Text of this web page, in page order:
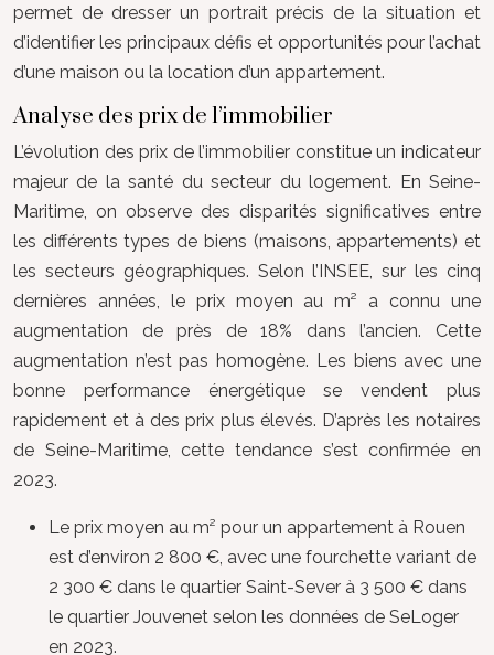
permet de dresser un portrait précis de la situation et
d’identifier les principaux défis et opportunités pour l’achat
d’une maison ou la location d’un appartement.
Analyse des prix de l’immobilier
L’évolution des prix de l’immobilier constitue un indicateur
majeur de la santé du secteur du logement. En Seine-
Maritime, on observe des disparités significatives entre
les différents types de biens (maisons, appartements) et
les secteurs géographiques. Selon l’INSEE, sur les cinq
dernières années, le prix moyen au m² a connu une
augmentation de près de 18% dans l’ancien. Cette
augmentation n’est pas homogène. Les biens avec une
bonne performance énergétique se vendent plus
rapidement et à des prix plus élevés. D’après les notaires
de Seine-Maritime, cette tendance s’est confirmée en
2023.
Le prix moyen au m² pour un appartement à Rouen
est d’environ 2 800 €, avec une fourchette variant de
2 300 € dans le quartier Saint-Sever à 3 500 € dans
le quartier Jouvenet selon les données de SeLoger
en 2023.